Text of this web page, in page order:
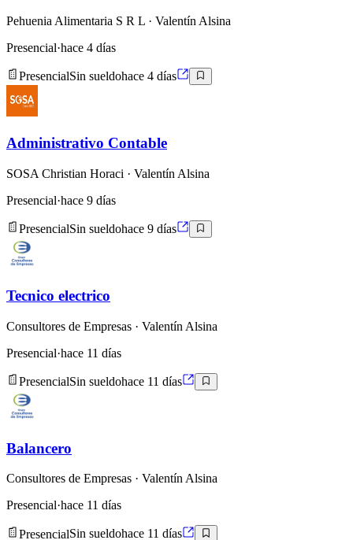
Pehuenia Alimentaria S R L · Valentín Alsina
Presencial·hace 4 días
PresencialSin sueldohace 4 días
Administrativo Contable
SOSA Christian Horaci · Valentín Alsina
Presencial·hace 9 días
PresencialSin sueldohace 9 días
Tecnico electrico
Consultores de Empresas · Valentín Alsina
Presencial·hace 11 días
PresencialSin sueldohace 11 días
Balancero
Consultores de Empresas · Valentín Alsina
Presencial·hace 11 días
PresencialSin sueldohace 11 días